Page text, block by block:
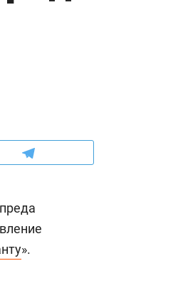
».
Рекомендуем